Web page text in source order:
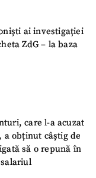
ai investigației
ZdG – la baza
care l-a acuzat
a obținut câștig de
să o repună în